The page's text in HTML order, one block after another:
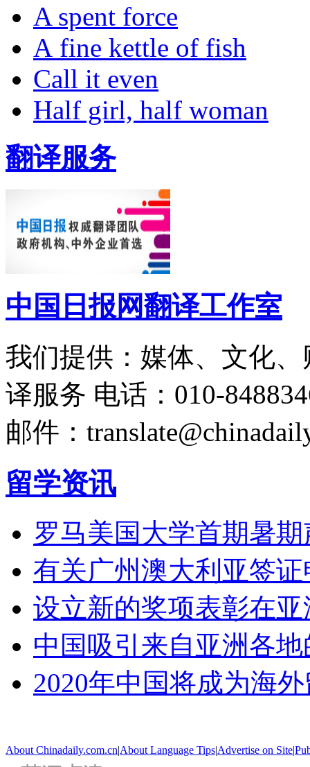
A spent force
A fine kettle of fish
Call it even
Half girl, half woman
翻译服务
中国日报网翻译工作室
我们提供：媒体、文化
译服务 电话：010-
邮件：
留学资讯
罗马美国大学首期暑
有关广州澳大利亚签
设立新的奖项表彰在
中国吸引来自亚洲各
2020年中国将成为海
About Chinadaily.com.cn|About Language Tips|Advertise on Site|